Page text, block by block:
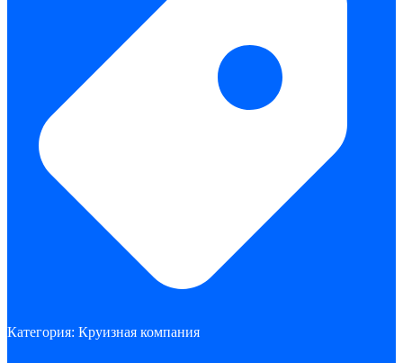
Категория: Круизная компания